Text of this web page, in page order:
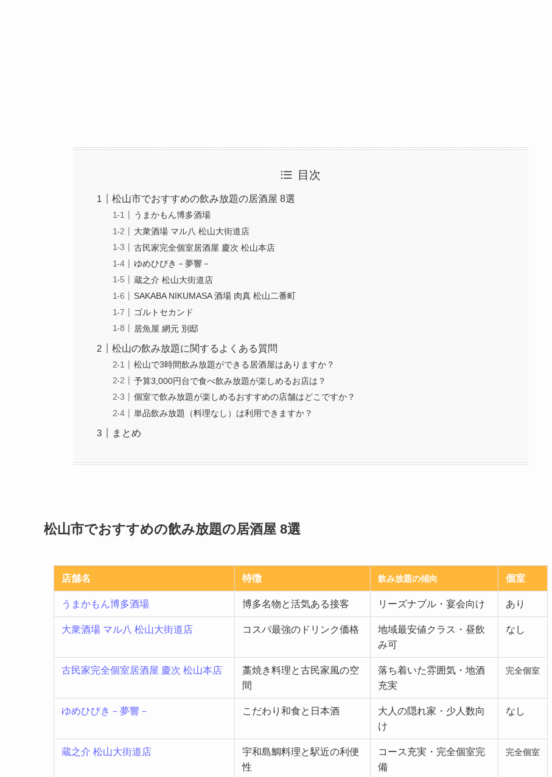
目次
松山市でおすすめの飲み放題の居酒屋 8選
うまかもん博多酒場
大衆酒場 マル八 松山大街道店
古民家完全個室居酒屋 慶次 松山本店
ゆめひびき－夢響－
蔵之介 松山大街道店
SAKABA NIKUMASA 酒場 肉真 松山二番町
ゴルトセカンド
居魚屋 網元 別邸
松山の飲み放題に関するよくある質問
松山で3時間飲み放題ができる居酒屋はありますか？
予算3,000円台で食べ飲み放題が楽しめるお店は？
個室で飲み放題が楽しめるおすすめの店舗はどこですか？
単品飲み放題（料理なし）は利用できますか？
まとめ
松山市でおすすめの飲み放題の居酒屋 8選
店舗名 特徴 飲み放題の傾向 個室
うまかもん博多酒場 博多名物と活気ある接客 リーズナブル・宴会向け あり
大衆酒場 マル八 松山大街道店 コスパ最強のドリンク価格
地域最安値クラス・昼飲
み可
なし
古民家完全個室居酒屋 慶次 松山本店
藁焼き料理と古民家風の空
間
落ち着いた雰囲気・地酒
充実
完全個室
ゆめひびき－夢響－ こだわり和食と日本酒
大人の隠れ家・少人数向
け
なし
蔵之介 松山大街道店
宇和島鯛料理と駅近の利便
性
コース充実・完全個室完
備
完全個室